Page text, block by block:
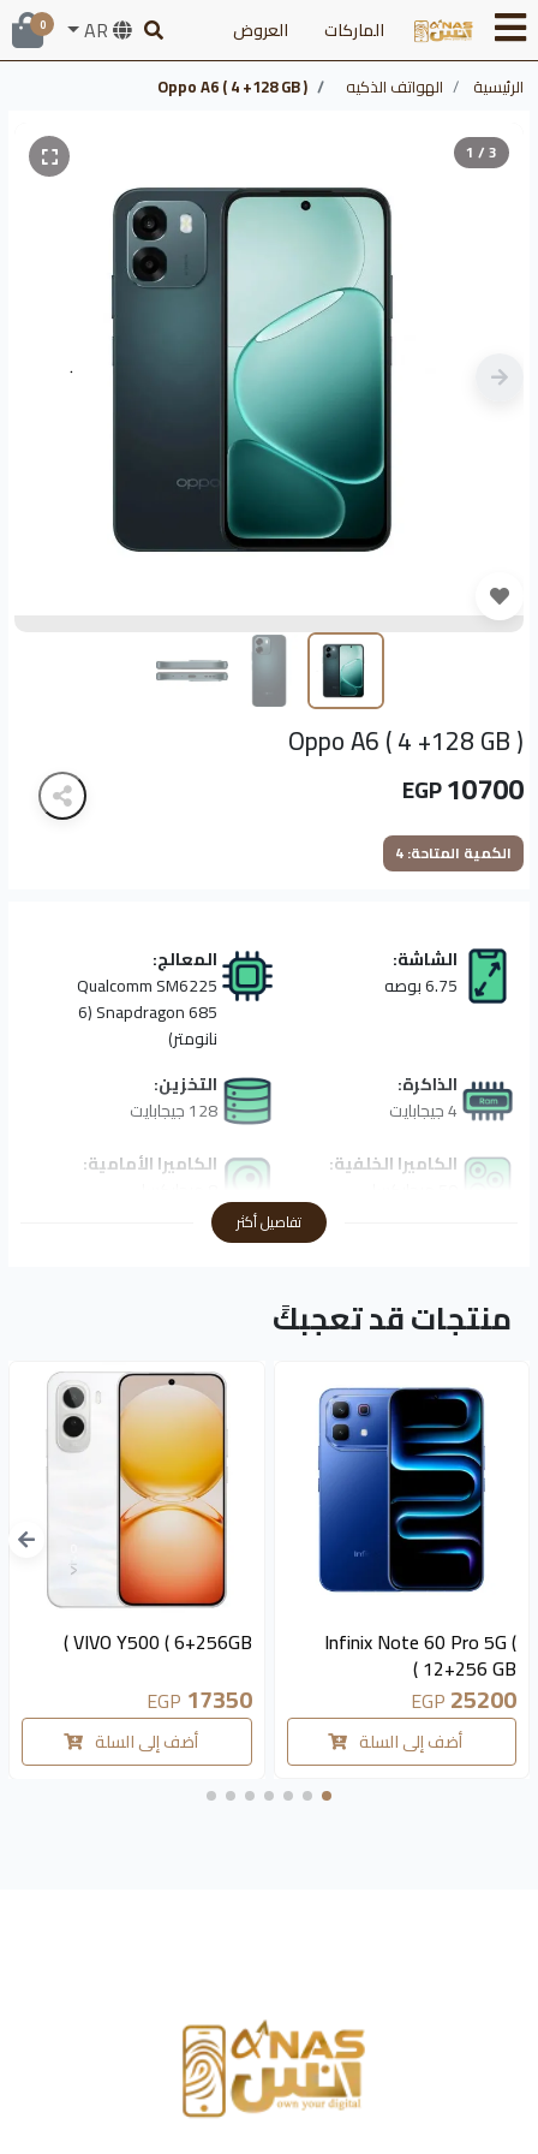
الماركات العروض 0
الرئيسية الهواتف الذكيه Oppo A6 ( 4 +128 GB )
1 / 3
Oppo A6 ( 4 +128 GB )
10700
EGP
الكمية المتاحة: 4
الشاشة:
6.75 بوصه
المعالج:
Qualcomm SM6225
Snapdragon 685 (6
نانومتر)
الذاكرة:
4 جيجابايت
التخزين:
128 جيجابايت
الكاميرا الخلفية:
الكاميرا الأمامية:
تفاصيل أكثر
منتجات قد تعجبكً
Infinix Note 60 Pro 5G (
12+256 GB )
25200
EGP
أضف إلى السلة
VIVO Y500 ( 6+256GB )
17350
EGP
أضف إلى السلة